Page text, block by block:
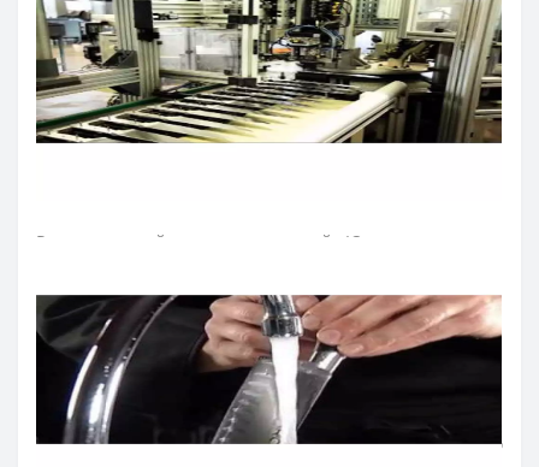
Лезвие ножа для фруктов и овощей изготовили из
эксклюзивной нержавеющей стали NITRUM, которая
имеет сверхвысокую режущую способность,
повышенную твердость и коррозиестойкость. В
результате лезвие ножа аркос долго не тупится, не
ржавеет, поэтому изделие имеет долгий срок службы,
Рукоятка ножей для чистки овощей «Юниверсал»
эргономичной форме с утолщением посредине.
Комфортный захват рукоятки не перегружает кисть
руки в течение длительной работы. Рукоятку
изготовили из полиоксиметиленовых накладок,
которые не создают щелей и предотвращают
проникновение микроскопических элементов пищи.
Закрепляют конструкцию рукоятки профессионального